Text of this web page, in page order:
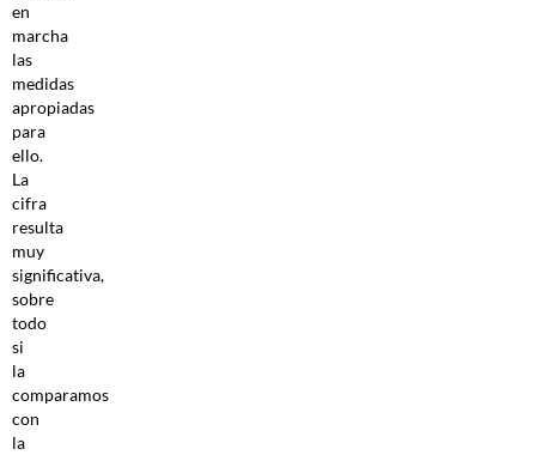
en
marcha
las
medidas
apropiadas
para
ello.
La
cifra
resulta
muy
significativa,
sobre
todo
si
la
comparamos
con
la